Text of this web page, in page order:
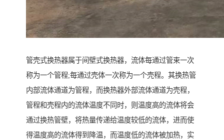
管壳式换热器属于间壁式换热器，流体每通过管束一次
称为一个管程;每通过壳体一次称为一个壳程。其换热管
内部流体通道为管程，而换热器外部流体通道为壳程，
管程和壳程内的流体温度不同时，则温度高的流体将会
通过换热管壁，将热量传递给温度较低的流体，进而使
得温度高的流体得到降温，而温度低的流体被加热，实